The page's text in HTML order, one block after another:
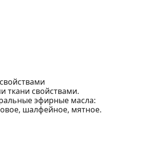
свойствами.
эфирные масла:
шалфейное, мятное.